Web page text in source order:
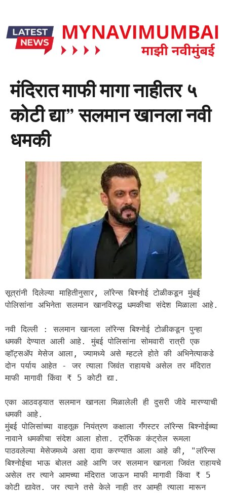
मंदिरात माफी मागा नाहीतर ५
कोटी द्या” सलमान खानला नवी
धमकी
सूत्रांनी दिलेल्या माहितीनुसार, लॉरेन्स बिश्नोई टोळीकडून मुंबई
पोलिसांना अभिनेता सलमान खानविरुद्ध धमकीचा संदेश मिळाला आहे.
नवी दिल्ली : सलमान खानला लॉरेन्स बिश्नोई टोळीकडून पुन्हा
धमकी देण्यात आली आहे. मुंबई पोलिसांना सोमवारी रात्री एक
व्हॉट्सॲप मेसेज आला, ज्यामध्ये असे म्हटले होते की अभिनेत्याकडे
दोन पर्याय आहेत - जर त्याला जिवंत राहायचे असेल तर मंदिरात
माफी मागावी किंवा ₹ 5 कोटी द्या.
एका आठवड्यात सलमान खानला मिळालेली ही दुसरी जीवे मारण्याची
धमकी आहे.
मुंबई पोलिसांच्या वाहतूक नियंत्रण कक्षाला गँगस्टर लॉरेन्स बिश्नोईच्या
नावाने धमकीचा संदेश आला होता. ट्रॅफिक कंट्रोल रूमला
पाठवलेल्या मेसेजमध्ये असा दावा करण्यात आला आहे की, "लॉरेन्स
बिश्नोईचा भाऊ बोलत आहे आणि जर सलमान खानला जिवंत राहायचे
असेल तर त्याने आमच्या मंदिरात जाऊन माफी मागावी किंवा ₹ 5
कोटी द्यावेत. जर त्याने तसे केले नाही तर आम्ही त्याला मारून